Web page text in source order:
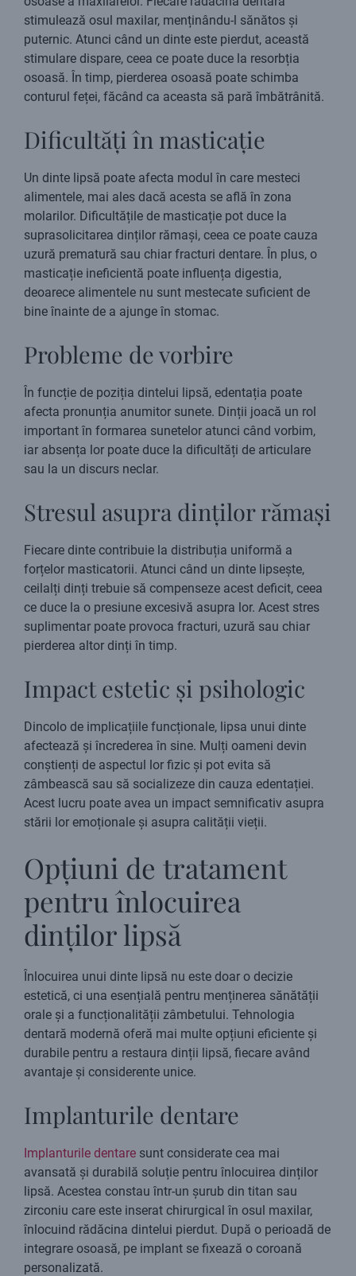
stimulează osul maxilar, menținându-l sănătos și
puternic. Atunci când un dinte este pierdut, această
stimulare dispare, ceea ce poate duce la resorbția
osoasă. În timp, pierderea osoasă poate schimba
conturul feței, făcând ca aceasta să pară îmbătrânită.
Dificultăți în masticație
Un dinte lipsă poate afecta modul în care mesteci
alimentele, mai ales dacă acesta se află în zona
molarilor. Dificultățile de masticație pot duce la
suprasolicitarea dinților rămași, ceea ce poate cauza
uzură prematură sau chiar fracturi dentare. În plus, o
masticație ineficientă poate influența digestia,
deoarece alimentele nu sunt mestecate suficient de
bine înainte de a ajunge în stomac.
Probleme de vorbire
În funcție de poziția dintelui lipsă, edentația poate
afecta pronunția anumitor sunete. Dinții joacă un rol
important în formarea sunetelor atunci când vorbim,
iar absența lor poate duce la dificultăți de articulare
sau la un discurs neclar.
Stresul asupra dinților rămași
Fiecare dinte contribuie la distribuția uniformă a
forțelor masticatorii. Atunci când un dinte lipsește,
ceilalți dinți trebuie să compenseze acest deficit, ceea
ce duce la o presiune excesivă asupra lor. Acest stres
suplimentar poate provoca fracturi, uzură sau chiar
pierderea altor dinți în timp.
Impact estetic și psihologic
Dincolo de implicațiile funcționale, lipsa unui dinte
afectează și încrederea în sine. Mulți oameni devin
conștienți de aspectul lor fizic și pot evita să
zâmbească sau să socializeze din cauza edentației.
Acest lucru poate avea un impact semnificativ asupra
stării lor emoționale și asupra calității vieții.
Opțiuni de tratament
pentru înlocuirea
dinților lipsă
Înlocuirea unui dinte lipsă nu este doar o decizie
estetică, ci una esențială pentru menținerea sănătății
orale și a funcționalității zâmbetului. Tehnologia
dentară modernă oferă mai multe opțiuni eficiente și
durabile pentru a restaura dinții lipsă, fiecare având
avantaje și considerente unice.
Implanturile dentare
Implanturile dentare sunt considerate cea mai
avansată și durabilă soluție pentru înlocuirea dinților
lipsă. Acestea constau într-un șurub din titan sau
zirconiu care este inserat chirurgical în osul maxilar,
înlocuind rădăcina dintelui pierdut. După o perioadă de
integrare osoasă, pe implant se fixează o coroană
personalizată.